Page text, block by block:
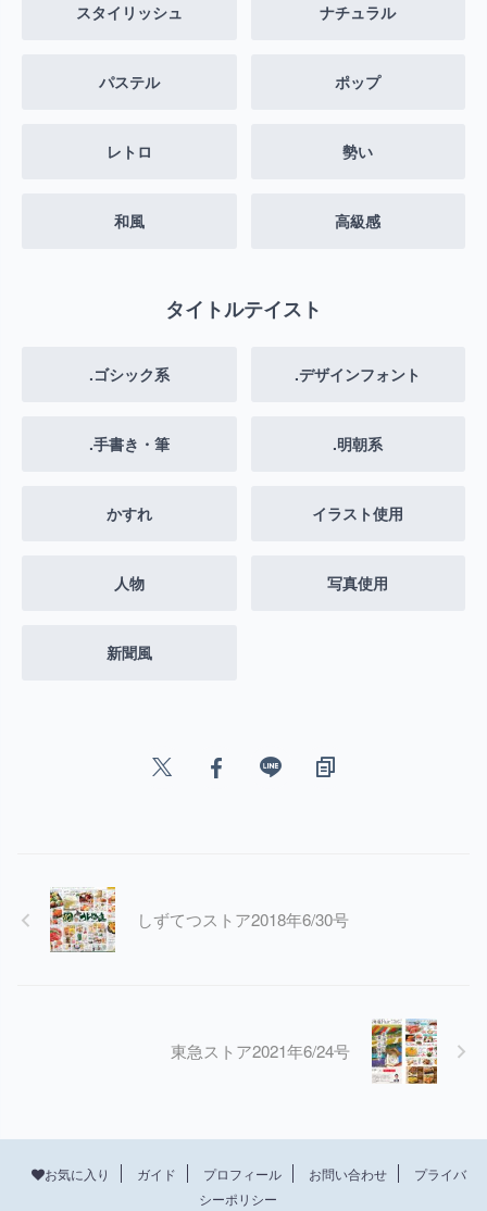
スタイリッシュ ナチュラル
パステル ポップ
レトロ 勢い
和風 高級感
タイトルテイスト
.ゴシック系 .デザインフォント
.手書き・筆 .明朝系
かすれ イラスト使用
人物 写真使用
新聞風
しずてつストア2018年6/30号
東急ストア2021年6/24号
お気に入り ガイド プロフィール お問い合わせ
プライバ
シーポリシー